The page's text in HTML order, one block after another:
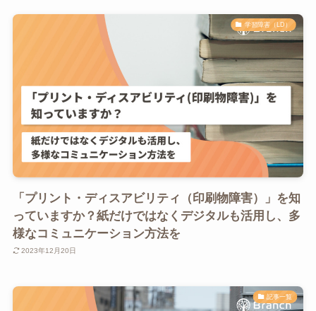
学習障害（LD）
「プリント・ディスアビリティ（印刷物障害）」を知
っていますか？紙だけではなくデジタルも活用し、多
様なコミュニケーション方法を
2023年12月20日
記事一覧